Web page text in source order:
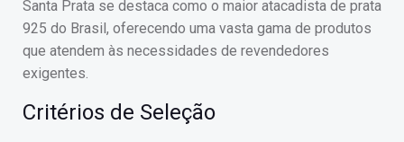
Santa Prata se destaca como o maior atacadista de prata
925 do Brasil, oferecendo uma vasta gama de produtos
que atendem às necessidades de revendedores
exigentes.
Critérios de Seleção